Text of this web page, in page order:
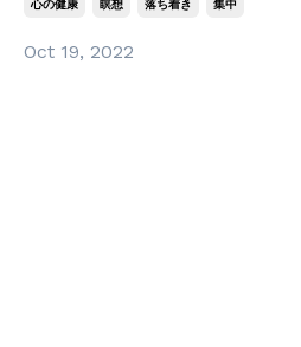
心の健康 瞑想 落ち着き 集中
Oct 19, 2022